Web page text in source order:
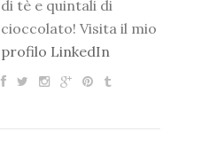
di tè e quintali di
cioccolato! Visita il mio
profilo LinkedIn